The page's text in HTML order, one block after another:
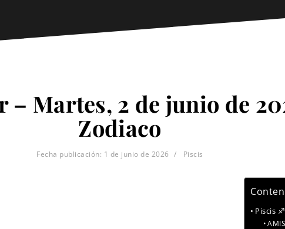
– Martes, 2 de junio de
Zodiaco
Fecha publicación: 1 de junio de 2026 Piscis
Piscis ♐